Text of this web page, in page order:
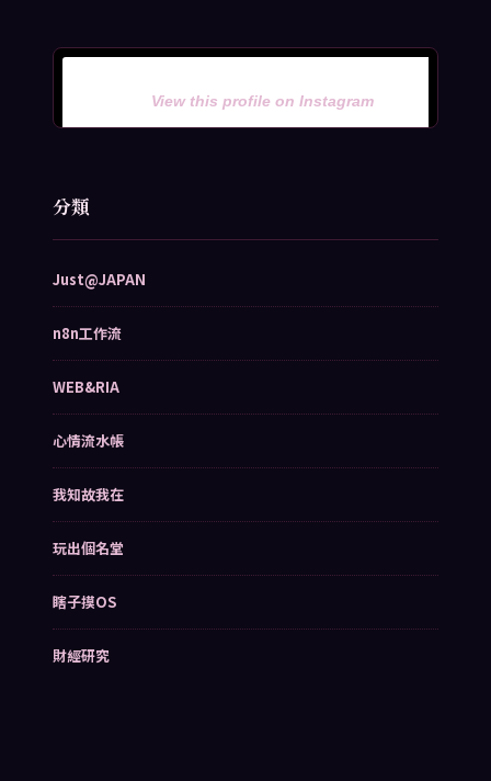
View this profile on Instagram
分類
Just@JAPAN
n8n工作流
WEB&RIA
心情流水帳
我知故我在
玩出個名堂
瞎子摸OS
財經研究